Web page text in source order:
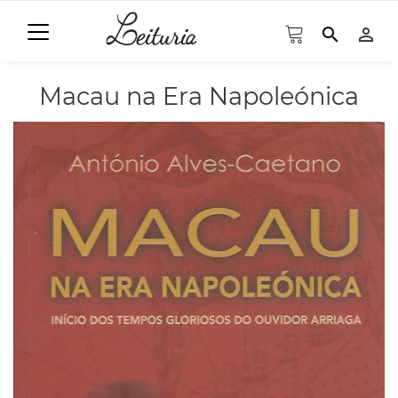
search person_outline
Macau na Era Napoleónica